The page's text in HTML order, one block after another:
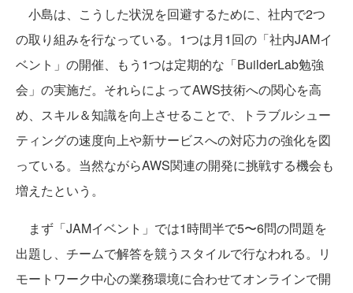
小島は、こうした状況を回避するために、社内で2つ
の取り組みを行なっている。1つは月1回の「社内JAMイ
ベント」の開催、もう1つは定期的な「BuilderLab勉強
会」の実施だ。それらによってAWS技術への関心を高
め、スキル＆知識を向上させることで、トラブルシュー
ティングの速度向上や新サービスへの対応力の強化を図
っている。当然ながらAWS関連の開発に挑戦する機会も
増えたという。
まず「JAMイベント」では1時間半で5〜6問の問題を
出題し、チームで解答を競うスタイルで行なわれる。リ
モートワーク中心の業務環境に合わせてオンラインで開